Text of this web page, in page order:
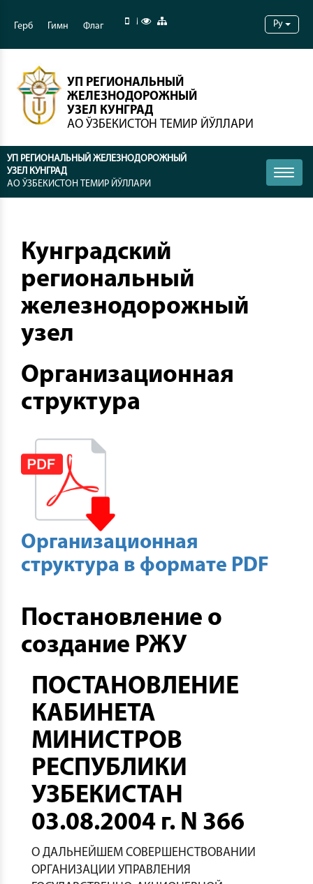
Герб Гимн Флаг Мобильная версия
Специальные возможностиРу
УП РЕГИОНАЛЬНЫЙ
ЖЕЛЕЗНОДОРОЖНЫЙ
УЗЕЛ КУНГРАД
АО ЎЗБЕКИСТОН ТЕМИР ЙЎЛЛАРИ
УП РЕГИОНАЛЬНЫЙ ЖЕЛЕЗНОДОРОЖНЫЙ
УЗЕЛ КУНГРАД
АО ЎЗБЕКИСТОН ТЕМИР ЙЎЛЛАРИ
Toggle
Кунградский
региональный
железнодорожный
узел
Организационная
структура
Организационная
структура в формате PDF
Постановление о
создание РЖУ
ПОСТАНОВЛЕНИЕ
КАБИНЕТА
МИНИСТРОВ
РЕСПУБЛИКИ
УЗБЕКИСТАН
03.08.2004 г. N 366
О ДАЛЬНЕЙШЕМ СОВЕРШЕНСТВОВАНИИ
ОРГАНИЗАЦИИ УПРАВЛЕНИЯ